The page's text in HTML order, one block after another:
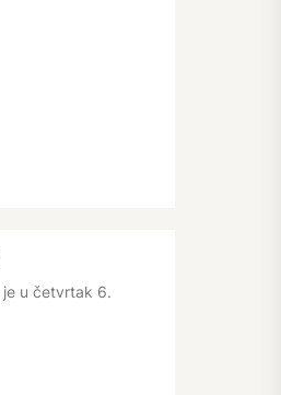
je u četvrtak 6.